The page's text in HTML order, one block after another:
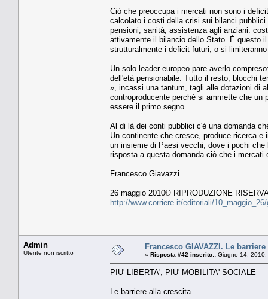
Ciò che preoccupa i mercati non sono i
calcolato i costi della crisi sui bilanci
pensioni, sanità, assistenza agli anziani:
attivamente il bilancio dello Stato. È questo
strutturalmente i deficit futuri, o si
Un solo leader europeo pare averlo
dell'età pensionabile. Tutto il resto, blocchi
», incassi una tantum, tagli alle dotazioni di
controproducente perché si ammette che un
essere il primo segno.
Al di là dei conti pubblici c'è una domanda
Un continente che cresce, produce ricerca e
un insieme di Paesi vecchi, dove i pochi
risposta a questa domanda ciò che i mercati
Francesco Giavazzi
26 maggio 2010© RIPRODUZIONE
http://www.corriere.it/editoriali/
Admin
Utente non iscritto
Francesco GIAVAZZI. Le
« Risposta #42 inserito:: Giugno 14,
PIU' LIBERTA', PIU' MOBILITA' SOCIALE
Le barriere alla crescita